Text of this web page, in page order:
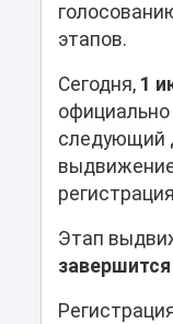
этапов.
Сегодня, 1
следующий
Этап